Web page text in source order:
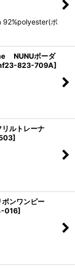
ポ
NUNUボーダ
823-709A]
ルトレーナ
]
ンワンピー
016]